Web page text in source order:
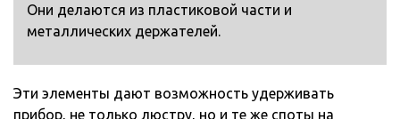
Они делаются из пластиковой части и
металлических держателей.
Эти элементы дают возможность удерживать
прибор, не только люстру, но и те же споты на